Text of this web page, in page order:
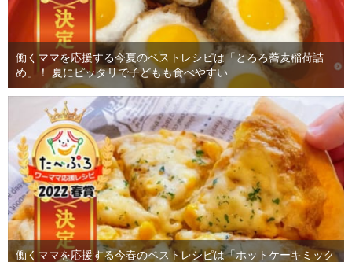
働くママを応援する今夏のベストレシピは「とろろ蕎麦稲荷詰
め」！ 夏にピッタリで子どもも食べやすい
働くママを応援する今春のベストレシピは「ホットケーキミック